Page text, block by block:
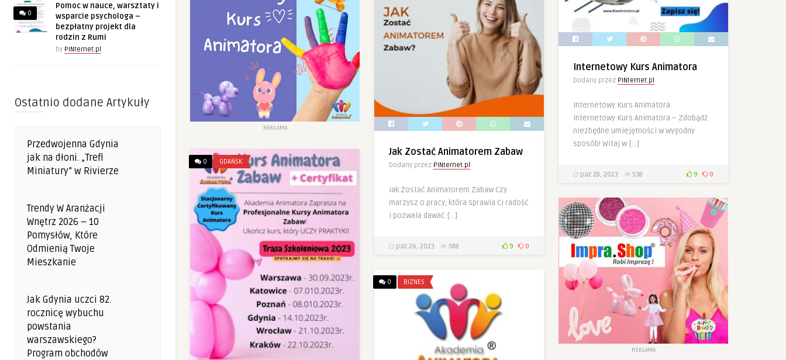
0
Pomoc w nauce, warsztaty i
wsparcie psychologa –
bezpłatny projekt dla
rodzin z Rumi
by PINternet.pl
Ostatnio dodane Artykuły
Przedwojenna Gdynia
jak na dłoni. „Trefl
Miniatury” w Rivierze
Trendy W Aranżacji
Wnętrz 2026 – 10
Pomysłów, Które
Odmienią Twoje
Mieszkanie
Jak Gdynia uczci 82.
rocznicę wybuchu
powstania
warszawskiego?
Program obchodów
Internetowy Kurs Animatora
Dodany przez PINternet.pl
Internetowy Kurs Animatora
Internetowy Kurs Animatora – Zdobądź
niezbędne umiejętności w wygodny
sposób! Witaj w […]
paź 28, 2023 538 9 0
REKLAMA
Jak Zostać Animatorem Zabaw
Dodany przez PINternet.pl
Jak Zostać Animatorem Zabaw Czy
marzysz o pracy, która sprawia Ci radość
i pozwala dawać […]
paź 26, 2023 588 9 0
0 GDAŃSK
REKLAMA
0 BIZNES